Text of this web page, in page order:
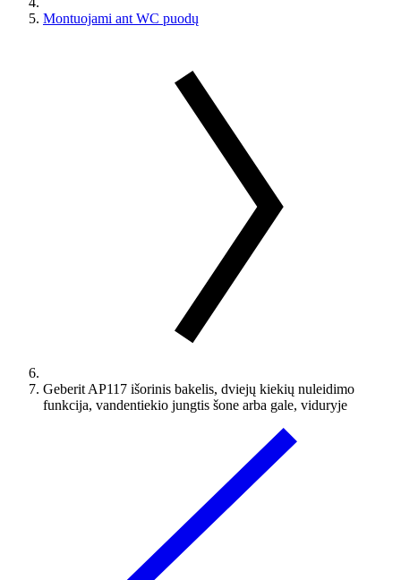
Montuojami ant WC puodų
Geberit AP117 išorinis bakelis, dviejų kiekių nuleidimo
funkcija, vandentiekio jungtis šone arba gale, viduryje